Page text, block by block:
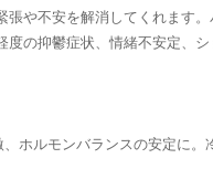
や不安を解消してくれます。
抑鬱症状、情緒不安定、シ
ホルモンバランスの安定に